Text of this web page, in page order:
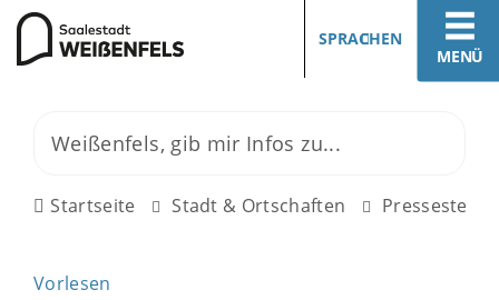
MENÜ
SPRACHEN
Startseite Stadt & Ortschaften Pressestelle
Vorlesen